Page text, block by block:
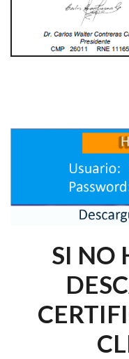
SI NO